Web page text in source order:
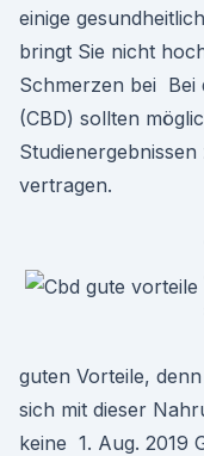
einige
bringt Sie nicht
Schmerzen bei Bei
(CBD) sollten
vertragen.
guten Vorteile,
sich mit dieser
keine 1. Aug. 2019